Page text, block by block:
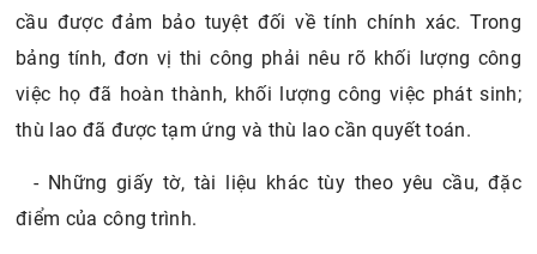
cầu được đảm bảo tuyệt đối về tính chính xác. Trong
bảng tính, đơn vị thi công phải nêu rõ khối lượng công
việc họ đã hoàn thành, khối lượng công việc phát sinh;
thù lao đã được tạm ứng và thù lao cần quyết toán.
- Những giấy tờ, tài liệu khác tùy theo yêu cầu, đặc
điểm của công trình.